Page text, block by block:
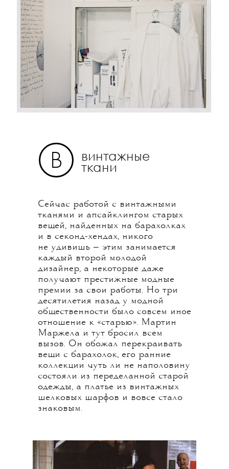
В винтажные
ткани
Сейчас работой с винтажными
тканями и апсайклингом старых
вещей, найденных на барахолках
и в секонд-хендах, никого
не удивишь — этим занимается
каждый второй молодой
дизайнер, а некоторые даже
получают престижные модные
премии за свои работы. Но три
десятилетия назад у модной
общественности было совсем иное
отношение к «старью». Мартин
Маржела и тут бросил всем
вызов. Он обожал перекраивать
вещи с барахолок, его ранние
коллекции чуть ли не наполовину
состояли из переделанной старой
одежды, а платье из винтажных
шелковых шарфов и вовсе стало
знаковым.